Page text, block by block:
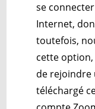
se
Internet,
toutefois,
cette
de rejoindre
téléchargé